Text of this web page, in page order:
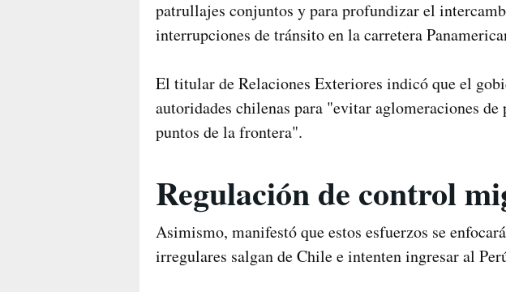
patrullajes conjuntos y para profundizar el
interrupciones de tránsito en la carretera
El titular de Relaciones Exteriores indicó que el
autoridades chilenas para "evitar aglomeraciones
puntos de la frontera".
Regulación de control
Asimismo, manifestó que estos esfuerzos se
irregulares salgan de Chile e intenten ingresar al